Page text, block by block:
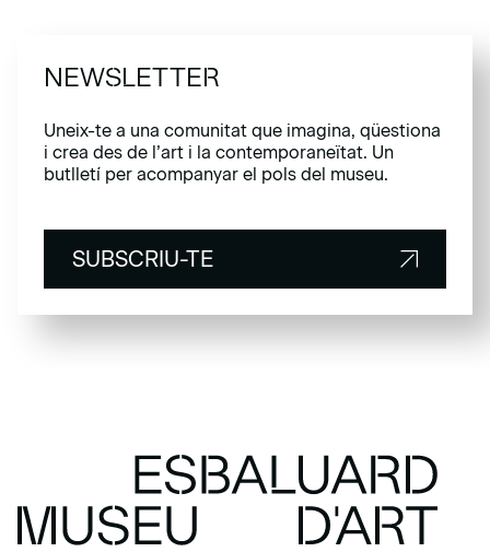
NEWSLETTER
Uneix-te a una comunitat que imagina, qüestiona
i crea des de l’art i la contemporaneïtat. Un
butlletí per acompanyar el pols del museu.
SUBSCRIU-TE
SUBSCRIU-TE